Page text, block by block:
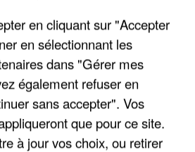
CANICULES, LES REFUGES
SONT...
en cliquant sur "Accepter
en sélectionnant les
dans "Gérer mes
également refuser en
sans accepter". Vos
que pour ce site.
à jour vos choix, ou retirer